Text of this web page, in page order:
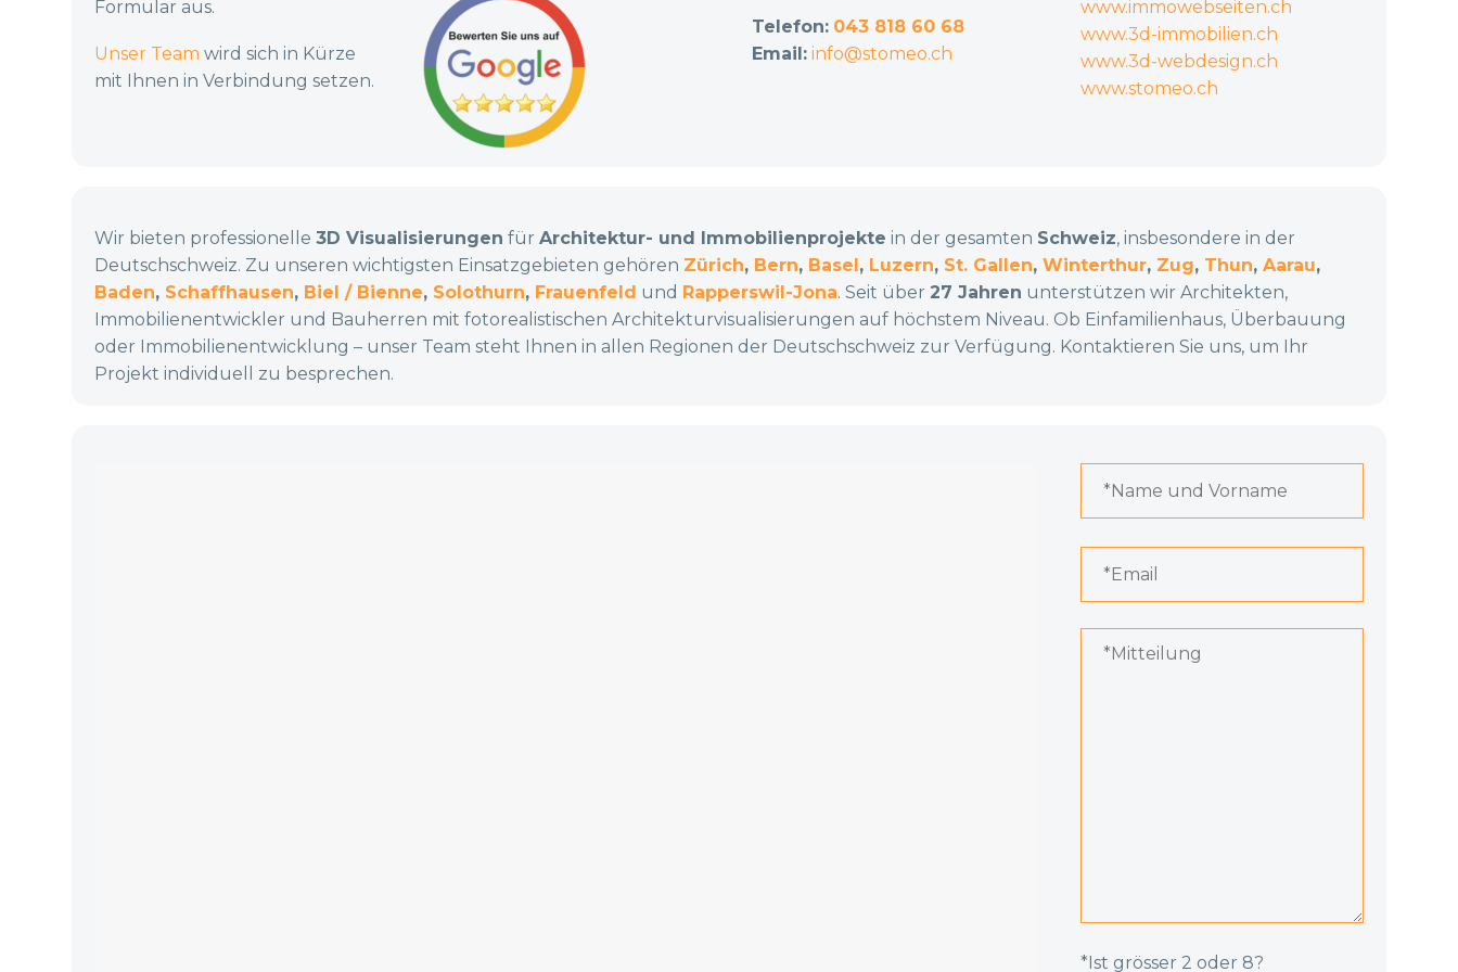
Formular aus.
Unser Team wird sich in Kürze
mit Ihnen in Verbindung setzen.
Telefon: 043 818 60 68
Email: info@stomeo.ch
www.immowebseiten.ch
www.3d-immobilien.ch
www.3d-webdesign.ch
www.stomeo.ch
Wir bieten professionelle 3D Visualisierungen für Architektur- und Immobilienprojekte in der gesamten Schweiz, insbesondere in der
Deutschschweiz. Zu unseren wichtigsten Einsatzgebieten gehören Zürich, Bern, Basel, Luzern, St. Gallen, Winterthur, Zug, Thun, Aarau,
Baden, Schaffhausen, Biel / Bienne, Solothurn, Frauenfeld und Rapperswil-Jona. Seit über 27 Jahren unterstützen wir Architekten,
Immobilienentwickler und Bauherren mit fotorealistischen Architekturvisualisierungen auf höchstem Niveau. Ob Einfamilienhaus, Überbauung
oder Immobilienentwicklung – unser Team steht Ihnen in allen Regionen der Deutschschweiz zur Verfügung. Kontaktieren Sie uns, um Ihr
Projekt individuell zu besprechen.
leave
field
*Ist grösser 2 oder 8?